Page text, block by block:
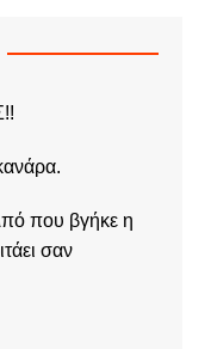
που βγήκε η
σαν